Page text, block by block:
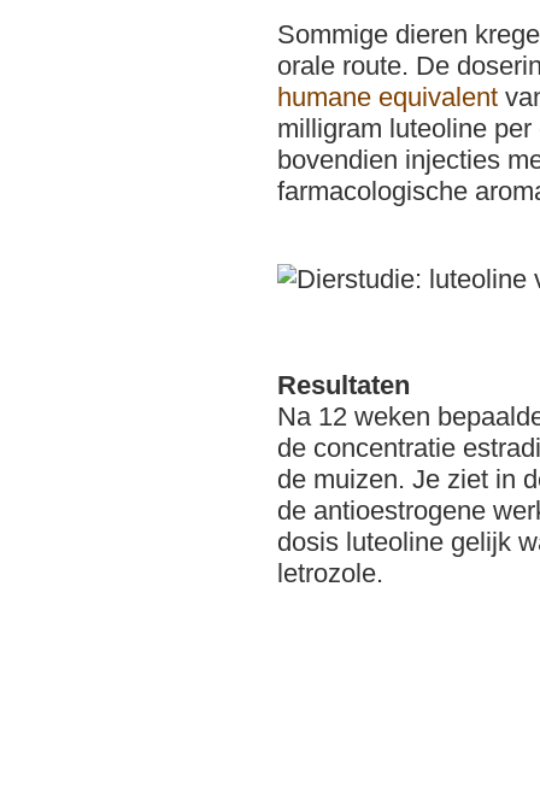
Sommige dieren
orale route. De
humane equivalent
milligram luteoline
bovendien injecties
farmacologische
Resultaten
Na 12 weken
de concentratie
de muizen. Je ziet in
de antioestrogene
dosis luteoline gelijk
letrozole.